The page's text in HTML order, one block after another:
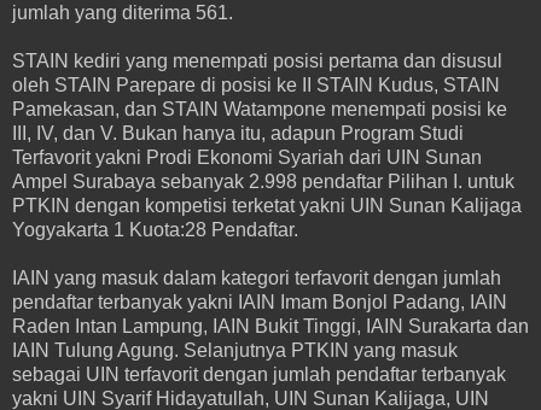
jumlah yang diterima 561.
STAIN kediri yang menempati posisi pertama dan disusul
oleh STAIN Parepare di posisi ke II STAIN Kudus, STAIN
Pamekasan, dan STAIN Watampone menempati posisi ke
III, IV, dan V. Bukan hanya itu, adapun Program Studi
Terfavorit yakni Prodi Ekonomi Syariah dari UIN Sunan
Ampel Surabaya sebanyak 2.998 pendaftar Pilihan I. untuk
PTKIN dengan kompetisi terketat yakni UIN Sunan Kalijaga
Yogyakarta 1 Kuota:28 Pendaftar.
IAIN yang masuk dalam kategori terfavorit dengan jumlah
pendaftar terbanyak yakni IAIN Imam Bonjol Padang, IAIN
Raden Intan Lampung, IAIN Bukit Tinggi, IAIN Surakarta dan
IAIN Tulung Agung. Selanjutnya PTKIN yang masuk
sebagai UIN terfavorit dengan jumlah pendaftar terbanyak
yakni UIN Syarif Hidayatullah, UIN Sunan Kalijaga, UIN